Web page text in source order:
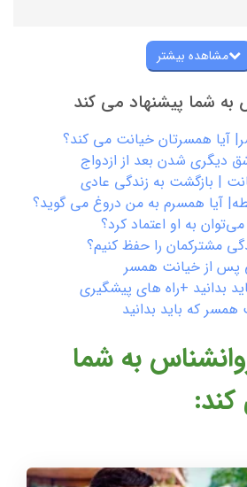
مشاهده بیشتر
به شما پیشنهاد می کند
دیگری شدن بعد از ازدواج
| بازگشت به زندگی عادی
آیا همسرم به من دروغ می گوید؟
به او اعتماد کرد؟
مشترکمان را حفظ کنیم؟
پس از خیانت همسر
که باید بدانید
به شما